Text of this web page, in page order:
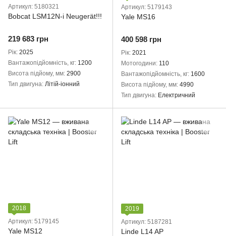
Артикул: 5180321
Bobcat LSM12N-i Neugerät!!!
219 683 грн
Рік 2025
Вантажопідйомність, кг 1200
Висота підйому, мм 2900
Тип двигуна Літій-іонний
Артикул: 5179143
Yale MS16
400 598 грн
Рік 2021
Мотогодини 110
Вантажопідйомність, кг 1600
Висота підйому, мм 4990
Тип двигуна Електричний
2018
Артикул: 5179145
Yale MS12
2019
Артикул: 5187281
Linde L14 AP